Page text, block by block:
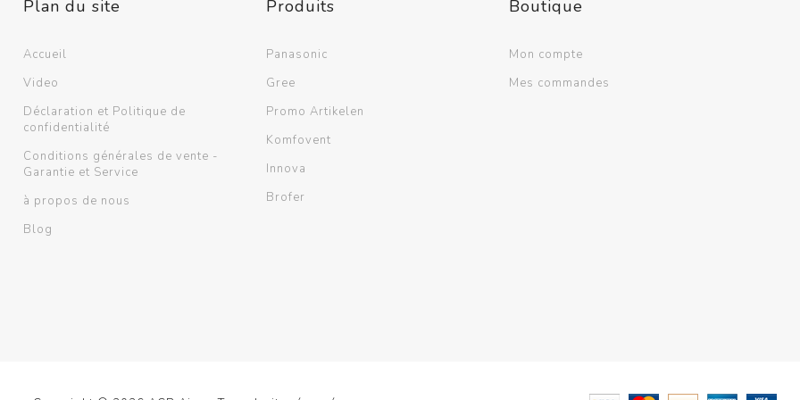
RHP
Voir plus
Professionnel
d'installation Archives
Plan du site
Accueil
Video
Déclaration et Politique de
confidentialité
Conditions générales de vente -
Garantie et Service
à propos de nous
Blog
Produits
Panasonic
Gree
Promo Artikelen
Komfovent
Innova
Brofer
Boutique
Mon compte
Mes commandes